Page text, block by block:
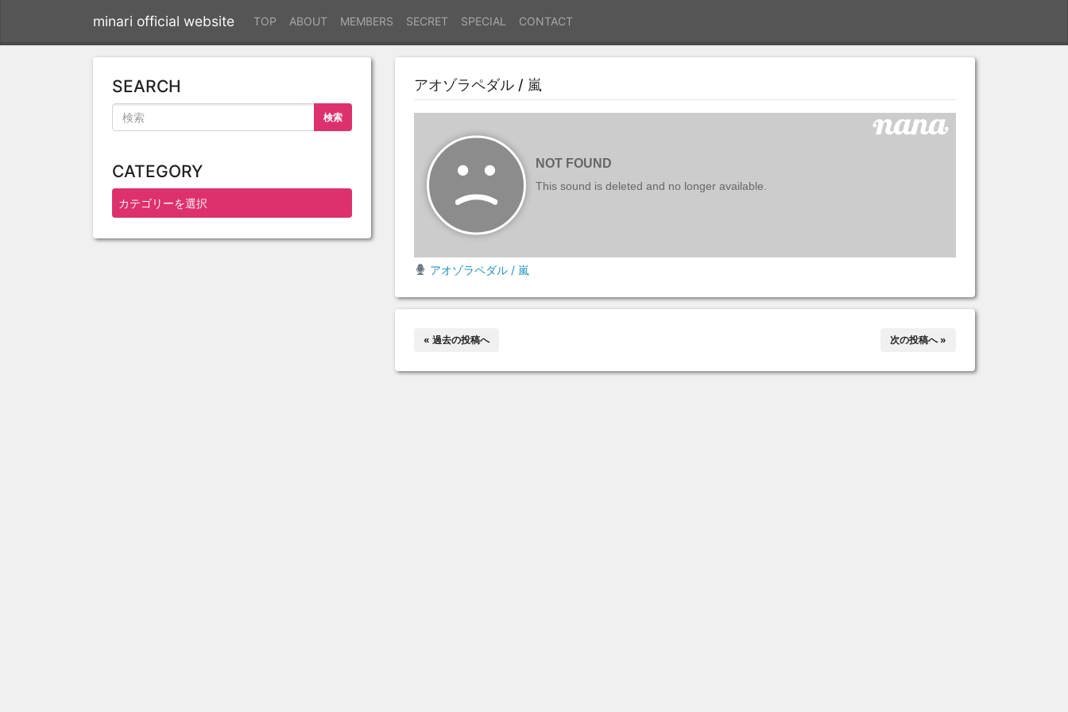
minari official website TOP ABOUT MEMBERS SECRET SPECIAL CONTACT
アオゾラペダル / 嵐
アオゾラペダル / 嵐
« 過去の投稿へ 次の投稿へ »
SEARCH
検索
CATEGORY